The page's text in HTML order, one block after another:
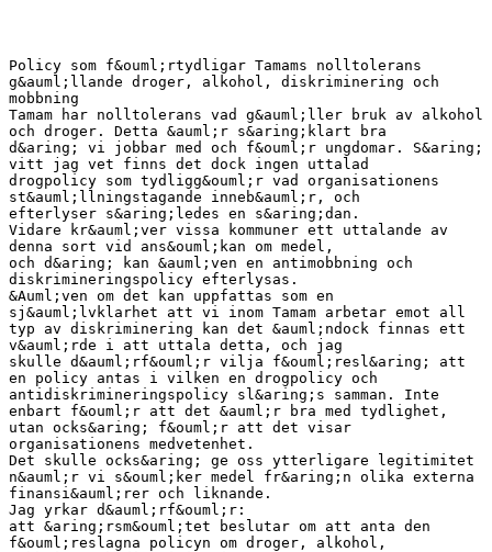
Policy som f&ouml;rtydligar Tamams nolltolerans
g&auml;llande droger, alkohol, diskriminering och
mobbning
Tamam har nolltolerans vad g&auml;ller bruk av alkohol
och droger. Detta &auml;r s&aring;klart bra
d&aring; vi jobbar med och f&ouml;r ungdomar. S&aring;
vitt jag vet finns det dock ingen uttalad
drogpolicy som tydligg&ouml;r vad organisationens
st&auml;llningstagande inneb&auml;r, och
efterlyser s&aring;ledes en s&aring;dan.
Vidare kr&auml;ver vissa kommuner ett uttalande av
denna sort vid ans&ouml;kan om medel,
och d&aring; kan &auml;ven en antimobbning och
diskrimineringspolicy efterlysas.
&Auml;ven om det kan uppfattas som en
sj&auml;lvklarhet att vi inom Tamam arbetar emot all
typ av diskriminering kan det &auml;ndock finnas ett
v&auml;rde i att uttala detta, och jag
skulle d&auml;rf&ouml;r vilja f&ouml;resl&aring; att
en policy antas i vilken en drogpolicy och
antidiskrimineringspolicy sl&aring;s samman. Inte
enbart f&ouml;r att det &auml;r bra med tydlighet,
utan ocks&aring; f&ouml;r att det visar
organisationens medvetenhet.
Det skulle ocks&aring; ge oss ytterligare legitimitet
n&auml;r vi s&ouml;ker medel fr&aring;n olika externa
finansi&auml;rer och liknande.
Jag yrkar d&auml;rf&ouml;r:
att &aring;rsm&ouml;tet beslutar om att anta den
f&ouml;reslagna policyn om droger, alkohol,